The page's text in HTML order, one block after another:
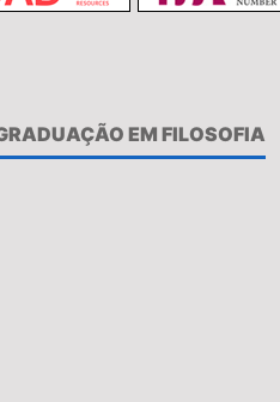
EM FILOSOFIA